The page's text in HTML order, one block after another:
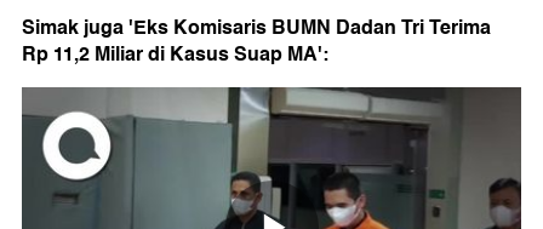
Simak juga 'Eks Komisaris BUMN Dadan Tri Terima
Rp 11,2 Miliar di Kasus Suap MA':